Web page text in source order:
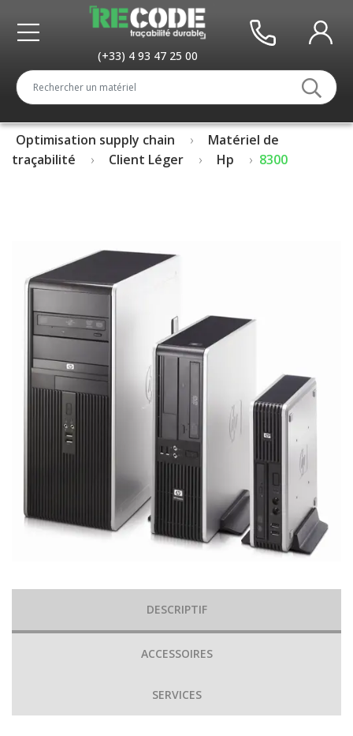
(+33) 4 93 47 25 00
Optimisation supply chain
Matériel de
traçabilité
Client Léger Hp 8300
DESCRIPTIF
ACCESSOIRES
SERVICES